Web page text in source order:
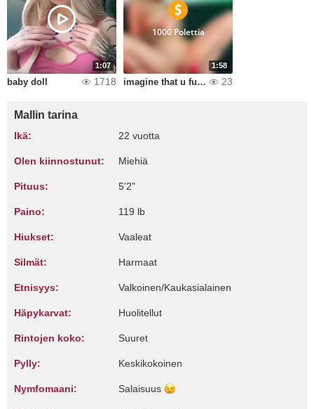
1:07
baby doll 1718
1:58
1000 Polettia
imagine that u fuck me 23
Mallin tarina
Ikä: 22 vuotta
Olen kiinnostunut: Miehiä
Pituus: 5'2"
Paino: 119 lb
Hiukset: Vaaleat
Silmät: Harmaat
Etnisyys: Valkoinen/Kaukasialainen
Häpykarvat: Huolitellut
Rintojen koko: Suuret
Pylly: Keskikokoinen
Nymfomaani: Salaisuus